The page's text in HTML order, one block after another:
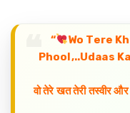
“
Wo Tere
Phool,..Udaas
वो तेरे खत तेरी तस्वीर